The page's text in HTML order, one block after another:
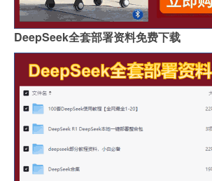
DeepSeek全套部署资料免费下载